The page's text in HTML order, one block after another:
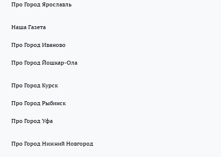
Про Город Ярославль
Наша Газета
Про Город Иваново
Про Город Йошкар-Ола
Про Город Курск
Про Город Рыбинск
Про Город Уфа
Про Город Нижний Новгород